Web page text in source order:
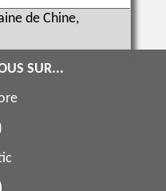
de Chine,
SUR...